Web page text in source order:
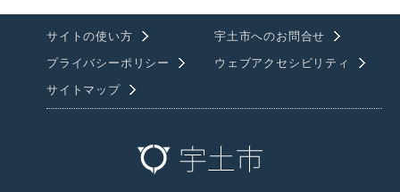
サイトの使い方
宇土市へのお問合せ
プライバシーポリシー
ウェブアクセシビリティ
サイトマップ